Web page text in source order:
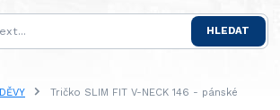
HLEDAT
Tričko SLIM FIT V-NECK 146 - pánské